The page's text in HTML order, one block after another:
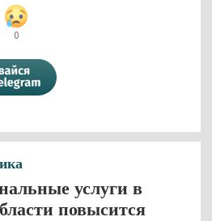
0
услуги в
повысится